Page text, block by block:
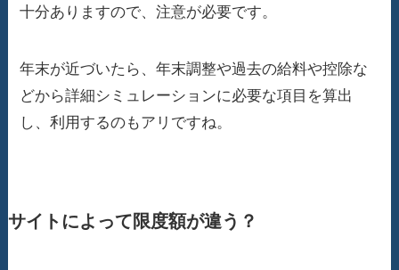
十分ありますので、注意が必要です。
年末が近づいたら、年末調整や過去の給料や控除な
どから詳細シミュレーションに必要な項目を算出
し、利用するのもアリですね。
サイトによって限度額が違う？